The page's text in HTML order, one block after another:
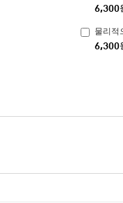
6,300
물리적
6,300